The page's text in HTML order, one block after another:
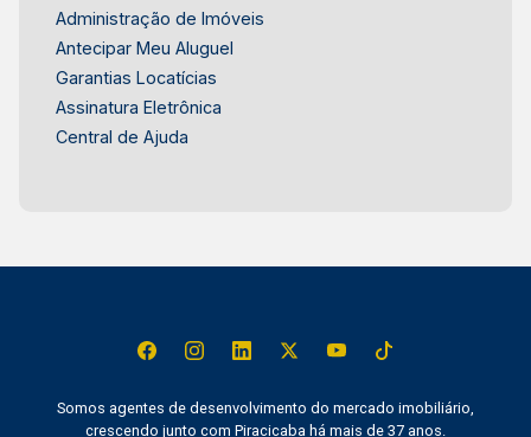
Administração de Imóveis
Antecipar Meu Aluguel
Garantias Locatícias
Assinatura Eletrônica
Central de Ajuda
Somos agentes de desenvolvimento do mercado imobiliário,
crescendo junto com Piracicaba há mais de 37 anos.